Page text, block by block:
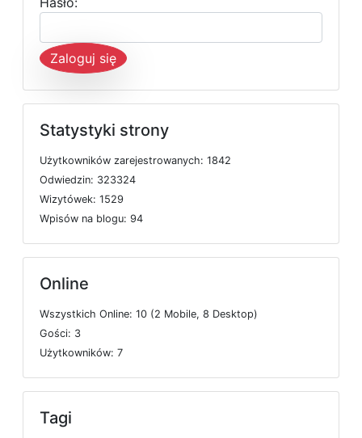
Zaloguj się
Statystyki strony
Użytkowników zarejestrowanych: 1842
Odwiedzin: 323324
Wizytówek: 1529
Wpisów na blogu: 94
Online
Wszystkich Online: 10 (2 Mobile, 8 Desktop)
Gości: 3
Użytkowników: 7
Tagi